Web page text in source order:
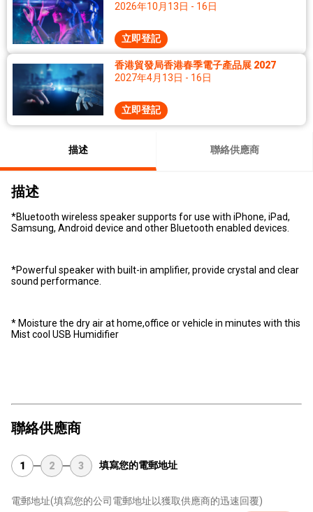
2026年10月13日 - 16日
立即登記
香港貿發局香港春季電子產品展 2027
2027年4月13日 - 16日
立即登記
描述 聯絡供應商
描述
*Bluetooth wireless speaker supports for use with iPhone, iPad,
Samsung, Android device and other Bluetooth enabled devices.
*Powerful speaker with built-in amplifier, provide crystal and clear
sound performance.
* Moisture the dry air at home,office or vehicle in minutes with this
Mist cool USB Humidifier
聯絡供應商
1 2 3 填寫您的電郵地址
電郵地址(填寫您的公司電郵地址以獲取供應商的迅速回覆)